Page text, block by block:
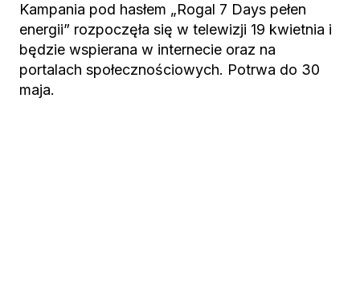
Kampania pod hasłem „Rogal 7 Days pełen
energii” rozpoczęła się w telewizji 19 kwietnia i
będzie wspierana w internecie oraz na
portalach społecznościowych. Potrwa do 30
maja.